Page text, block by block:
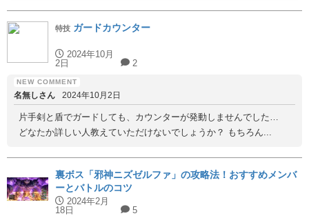
特技 ガードカウンター
2024年10月
2日
2
名無しさん 2024年10月2日
片手剣と盾でガードしても、カウンターが発動しませんでした…
どなたか詳しい人教えていただけないでしょうか？ もちろん...
裏ボス「邪神ニズゼルファ」の攻略法！おすすめメンバ
ーとバトルのコツ
2024年2月
18日
5